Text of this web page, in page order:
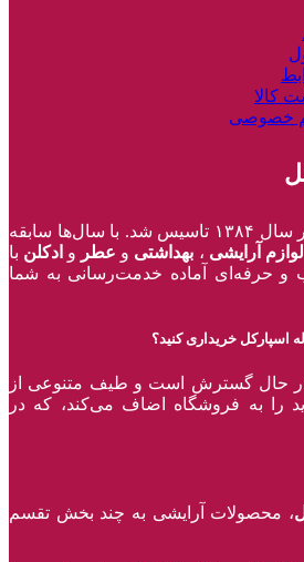
کالا
خصوصی
در سال ۱۳۸۴ تاسیس شد. با سال‌ها سابقه
لوازم آرایشی ، بهداشتی و عطر و ادکلن با
و حرفه‌ای آماده خدمت‌رسانی به شما
اسپارکل خریداری کنید؟
در حال گسترش است و طیف متنوعی از
را به فروشگاه اضاف می‌کند، که در
، محصولات آرایشی به چند بخش تقسم